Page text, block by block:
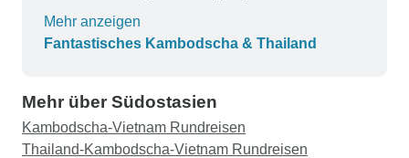
dafür gesorgt, dass es uns allen gut ging und wir
sicher blieben. Ein paar Höhepunkte möchte ich
Tour und gewinnen andere dazu. Mir war nicht
bewusst, dass die Gruppe so strukturiert sein
würde. - Wenn Sie das Land wechseln,
Mehr anzeigen
Fantastisches Kambodscha & Thailand
Mehr über Südostasien
Kambodscha-Vietnam Rundreisen
Thailand-Kambodscha-Vietnam Rundreisen